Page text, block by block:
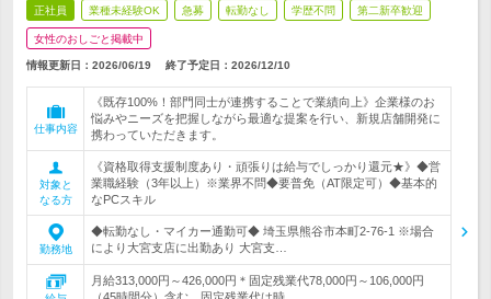
正社員 業種未経験OK 急募 転勤なし 学歴不問 第二新卒歓迎
女性のおしごと掲載中
情報更新日：2026/06/19 終了予定日： 2026/12/10
仕事内容
《既存100%！部門同士が連携することで業績向上》企業様のお
悩みやニーズを把握しながら最適な提案を行い、新規店舗開発に
携わっていただきます。
対象と
なる方
《資格取得支援制度あり・頑張りは給与でしっかり還元★》◆営
業職経験（3年以上）※業界不問◆要普免（AT限定可）◆基本的
なPCスキル
勤務地
◆転勤なし・マイカー通勤可◆ 埼玉県熊谷市本町2-76-1 ※場合
により大宮支店に出勤あり 大宮支…
月給313,000円～426,000円＊固定残業代78,000円～106,000円